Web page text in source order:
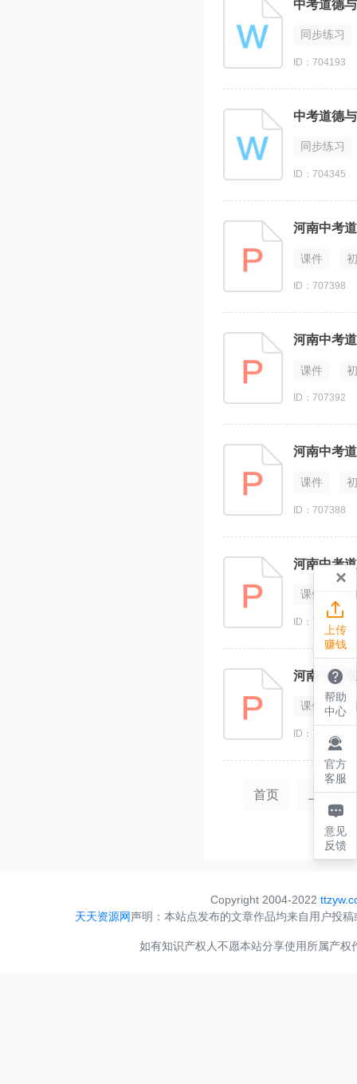
中考道德
同步练习
ID：704193
中考道德
同步练习
ID：704345
河南中考
课件
ID：707398
河南中考
课件
ID：707392
河南中考
课件
ID：707388
课件
ID：707395
课件
ID：707390
首页 上一页
Copyright 2004-2022
天天资源网声明：本站点发布的文章作品均来自用户投
如有知识产权人不愿本站分享使用所属产
×

上传
赚钱

帮助
中心

官方
客服

意见
反馈